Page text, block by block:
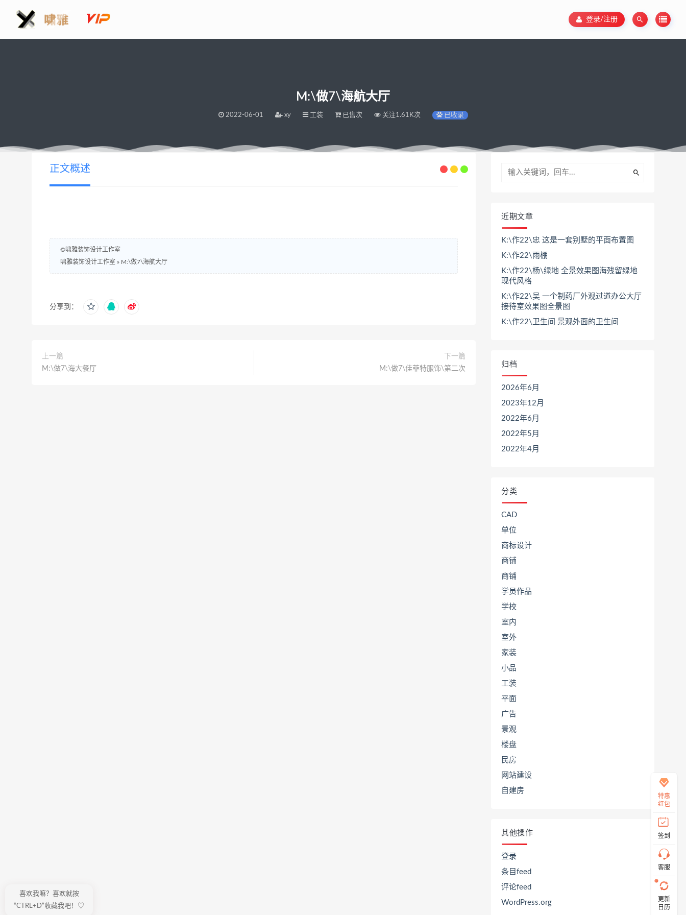
登录/注册
M:\做7\海航大厅
2022-06-01 xy 工装 已售次 关注1.61K次 已收录
正文概述
©啸雅装饰设计工作室
啸雅装饰设计工作室 » M:\做7\海航大厅
分享到：
上一篇
M:\做7\海大餐厅
下一篇
M:\做7\佳菲特服饰\第二次
近期文章
K:\作22\忠 这是一套别墅的平面布置图
K:\作22\雨棚
K:\作22\杨\绿地 全景效果图海残留绿地
现代风格
K:\作22\吴 一个制药厂外观过道办公大厅
接待室效果图全景图
K:\作22\卫生间 景观外面的卫生间
归档
2026年6月
2023年12月
2022年6月
2022年5月
2022年4月
分类
CAD
单位
商标设计
商铺
商铺
学员作品
学校
室内
室外
家装
小品
工装
平面
广告
景观
楼盘
民房
网站建设
自建房
其他操作
登录
条目feed
评论feed
WordPress.org
特惠
红包
签到
客服
接
说
出
您
的
求！
切
带
资
源
更新
日历
喜欢我嘛？喜欢就按
“CTRL+D”收藏我吧！♡